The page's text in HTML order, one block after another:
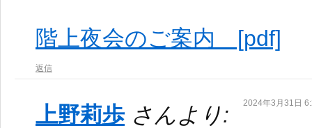
階上夜会のご案内 [pdf]
返信
上野莉歩 さんより: 2024年3月31日